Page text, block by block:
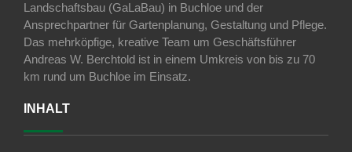
Landschaftsbau (GaLaBau) in Buchloe und der
Ansprechpartner für Gartenplanung, Gestaltung und Pflege.
Das mehrköpfige, kreative Team um Geschäftsführer
Andreas W. Berchtold ist in einem Umkreis von bis zu 70
km rund um Buchloe im Einsatz.
INHALT